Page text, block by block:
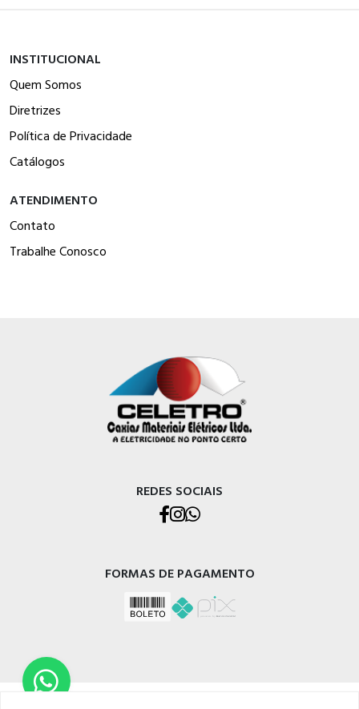
INSTITUCIONAL
Quem Somos
Diretrizes
Política de Privacidade
Catálogos
ATENDIMENTO
Contato
Trabalhe Conosco
REDES SOCIAIS
FORMAS DE PAGAMENTO